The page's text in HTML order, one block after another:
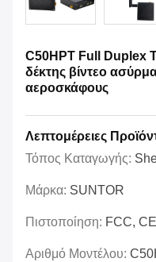
C50HPT Full Duplex
δέκτης βίντεο
αεροσκάφους
Λεπτομέρειες
Τόπος Καταγωγής:
Μάρκα: SUNTOR
Πιστοποίηση: FCC,
Αριθμό Μοντέλου: